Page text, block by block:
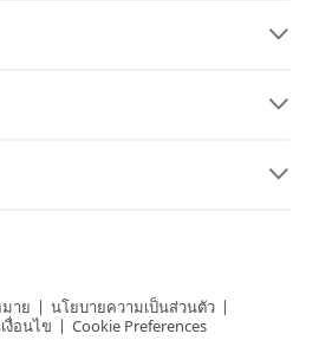
าย | นโยบายความเป็นส่วนตัว |
งื่อนไข | Cookie Preferences